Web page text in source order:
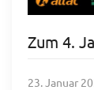
Zum 4.
23. Januar